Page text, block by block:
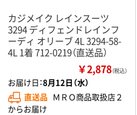
カジメイク レインスーツ
3294 ディフェンドレインフ
ーディ オリーブ 4L 3294-58-
4L 1着 712-0219（直送品）
￥2,878（税込）
お届け日：8月12日（水）
直送品 ＭＲＯ商品取扱店２
からお届け